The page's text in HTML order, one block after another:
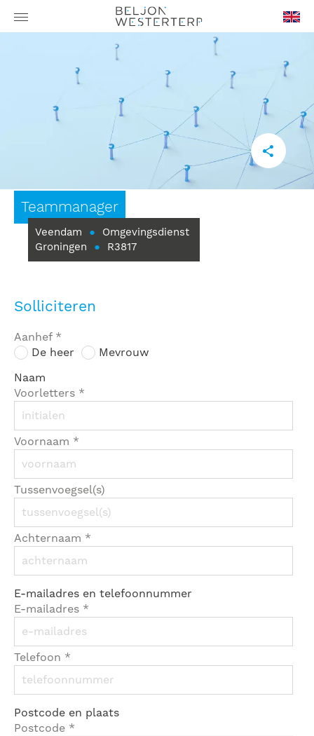
GB
Teammanager
Veendam ●
Omgevingsdienst
Groningen
● R3817
Solliciteren
Aanhef *
De heer
Mevrouw
Naam
Voorletters *
Voornaam *
Tussenvoegsel(s)
Achternaam *
E-mailadres en telefoonnummer
E-mailadres *
Telefoon *
Postcode en plaats
Postcode *